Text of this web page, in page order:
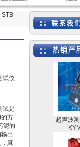
STB-
试仪
试是
的方
泥的
出
，真
液体色度
色差仪
超声波